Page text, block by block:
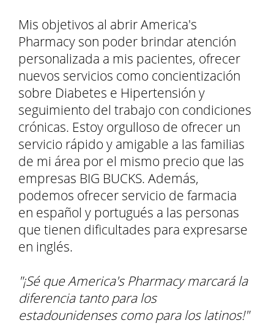
Mis objetivos al abrir America's
Pharmacy son poder brindar atención
personalizada a mis pacientes, ofrecer
nuevos servicios como concientización
sobre Diabetes e Hipertensión y
seguimiento del trabajo con condiciones
crónicas. Estoy orgulloso de ofrecer un
servicio rápido y amigable a las familias
de mi área por el mismo precio que las
empresas BIG BUCKS. Además,
podemos ofrecer servicio de farmacia
en español y portugués a las personas
que tienen dificultades para expresarse
en inglés.
"¡Sé que America's Pharmacy marcará la
diferencia tanto para los
estadounidenses como para los latinos!"